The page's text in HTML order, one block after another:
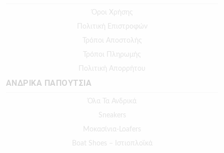
Όροι Χρήσης
Πολιτική Επιστροφών
Τρόποι Αποστολής
Τρόποι Πληρωμής
Πολιτική Απορρήτου
ΑΝΔΡΙΚΑ ΠΑΠΟΥΤΣΙΑ
Όλα Τα Ανδρικά
Sneakers
Μοκασίνια-Loafers
Boat Shoes – Ιστιοπλοϊκά